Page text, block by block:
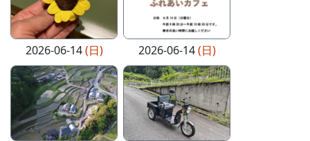
2026-06-14(日) 2026-06-14(日)